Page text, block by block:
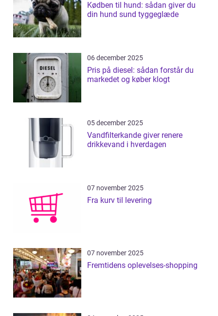
Kødben til hund: sådan giver du
din hund sund tyggeglæde
06 december 2025
Pris på diesel: sådan forstår du
markedet og køber klogt
05 december 2025
Vandfilterkande giver renere
drikkevand i hverdagen
07 november 2025
Fra kurv til levering
07 november 2025
Fremtidens oplevelses-shopping